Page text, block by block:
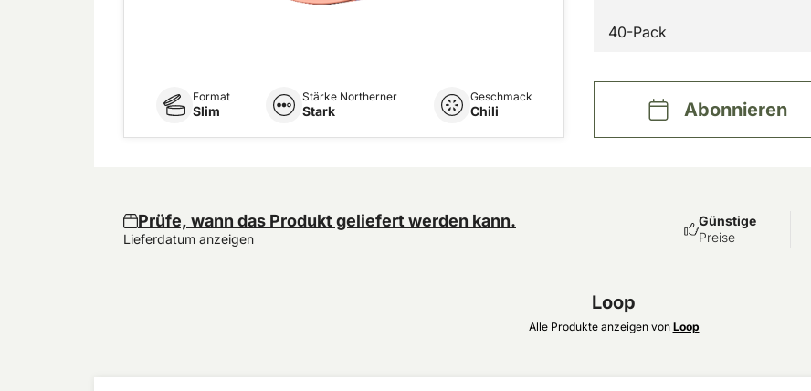
Format
Slim
Stärke Northerner
Stark
Geschmack
Chili
40-Pack
Abonnieren
Prüfe, wann das Produkt geliefert werden kann.
Lieferdatum anzeigen
Loop
Alle Produkte anzeigen von Loop
Günstige
Preise